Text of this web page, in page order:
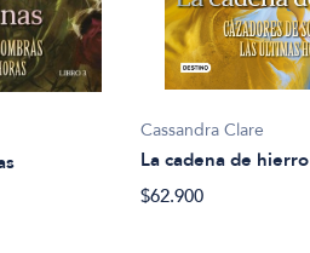
Cassandra Clare
La cadena de hierro
$62.900